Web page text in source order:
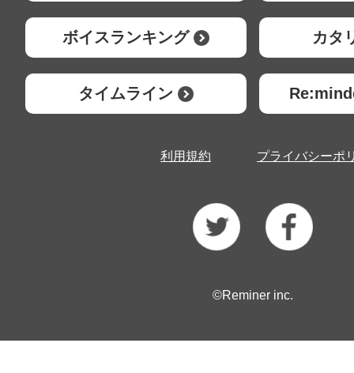
ボイスランキング カタ
タイムライン
利用規約 プライバシーポ
©Reminer inc.